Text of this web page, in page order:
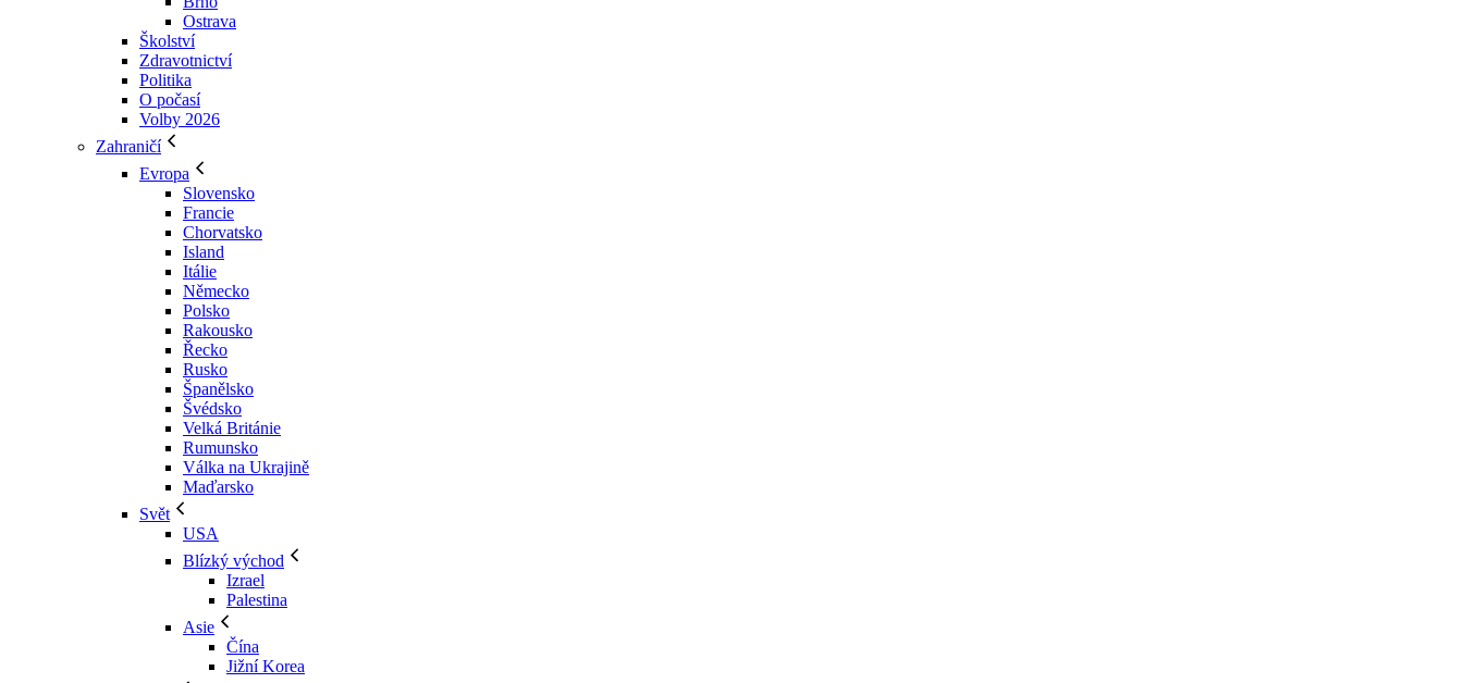
Ostrava
Školství
Zdravotnictví
Politika
O počasí
Volby 2026
Zahraničí
Evropa
Slovensko
Francie
Chorvatsko
Island
Itálie
Německo
Polsko
Rakousko
Řecko
Rusko
Španělsko
Švédsko
Velká Británie
Rumunsko
Válka na Ukrajině
Maďarsko
Svět
USA
Blízký východ
Izrael
Palestina
Asie
Čína
Jižní Korea